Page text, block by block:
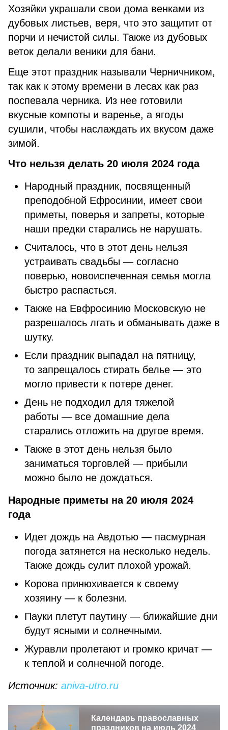
Хозяйки украшали свои дома венками из
дубовых листьев, веря, что это защитит от
порчи и нечистой силы. Также из дубовых
веток делали веники для бани.
Еще этот праздник называли Черничником,
так как к этому времени в лесах как раз
поспевала черника. Из нее готовили
вкусные компоты и варенье, а ягоды
сушили, чтобы наслаждать их вкусом даже
зимой.
Что нельзя делать 20 июля 2024 года
Народный праздник, посвященный
преподобной Ефросинии, имеет свои
приметы, поверья и запреты, которые
наши предки старались не нарушать.
Считалось, что в этот день нельзя
устраивать свадьбы — согласно
поверью, новоиспеченная семья могла
быстро распасться.
Также на Евфросинию Московскую не
разрешалось лгать и обманывать даже в
шутку.
Если праздник выпадал на пятницу,
то запрещалось стирать белье — это
могло привести к потере денег.
День не подходил для тяжелой
работы — все домашние дела
старались отложить на другое время.
Также в этот день нельзя было
заниматься торговлей — прибыли
можно было не дождаться.
Народные приметы на 20 июля 2024
года
Идет дождь на Авдотью — пасмурная
погода затянется на несколько недель.
Также дождь сулит плохой урожай.
Корова принюхивается к своему
хозяину — к болезни.
Пауки плетут паутину — ближайшие дни
будут ясными и солнечными.
Журавли пролетают и громко кричат —
к теплой и солнечной погоде.
Источник: aniva-utro.ru
Календарь православных
праздников на июль 2024